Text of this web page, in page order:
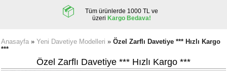
Düğün
Davetiye
Tüm ürünlerde 1000 TL ve
üzeri Kargo Bedava!
Anasayfa » Yeni Davetiye Modelleri » Özel Zarflı Davetiye *** Hızlı Kargo
***
Özel Zarflı Davetiye *** Hızlı Kargo ***